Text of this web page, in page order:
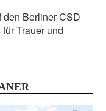
den Berliner CSD
Trauer und